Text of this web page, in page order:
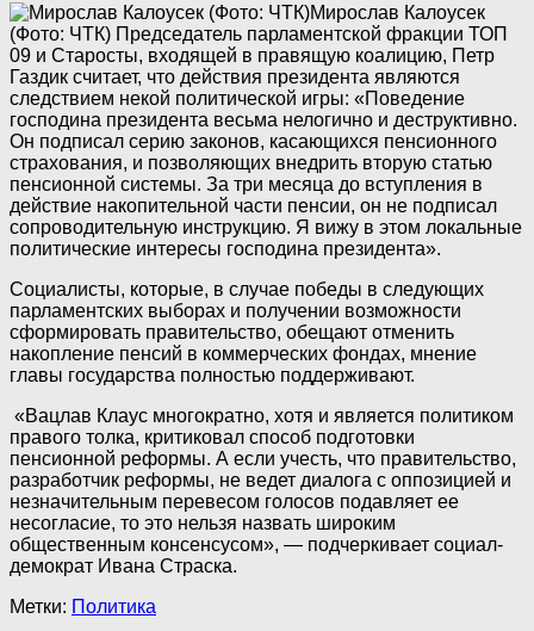
Мирослав Калоусек
(Фото: ЧТК) Председатель парламентской фракции ТОП
09 и Старосты, входящей в правящую коалицию, Петр
Газдик считает, что действия президента являются
следствием некой политической игры: «Поведение
господина президента весьма нелогично и деструктивно.
Он подписал серию законов, касающихся пенсионного
страхования, и позволяющих внедрить вторую статью
пенсионной системы. За три месяца до вступления в
действие накопительной части пенсии, он не подписал
сопроводительную инструкцию. Я вижу в этом локальные
политические интересы господина президента».
Социалисты, которые, в случае победы в следующих
парламентских выборах и получении возможности
сформировать правительство, обещают отменить
накопление пенсий в коммерческих фондах, мнение
главы государства полностью поддерживают.
«Вацлав Клаус многократно, хотя и является политиком
правого толка, критиковал способ подготовки
пенсионной реформы. А если учесть, что правительство,
разработчик реформы, не ведет диалога с оппозицией и
незначительным перевесом голосов подавляет ее
несогласие, то это нельзя назвать широким
общественным консенсусом», — подчеркивает социал-
демократ Ивана Страска.
Метки: Политика